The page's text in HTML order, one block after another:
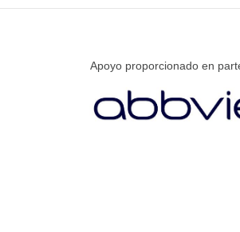
Apoyo proporcionado en